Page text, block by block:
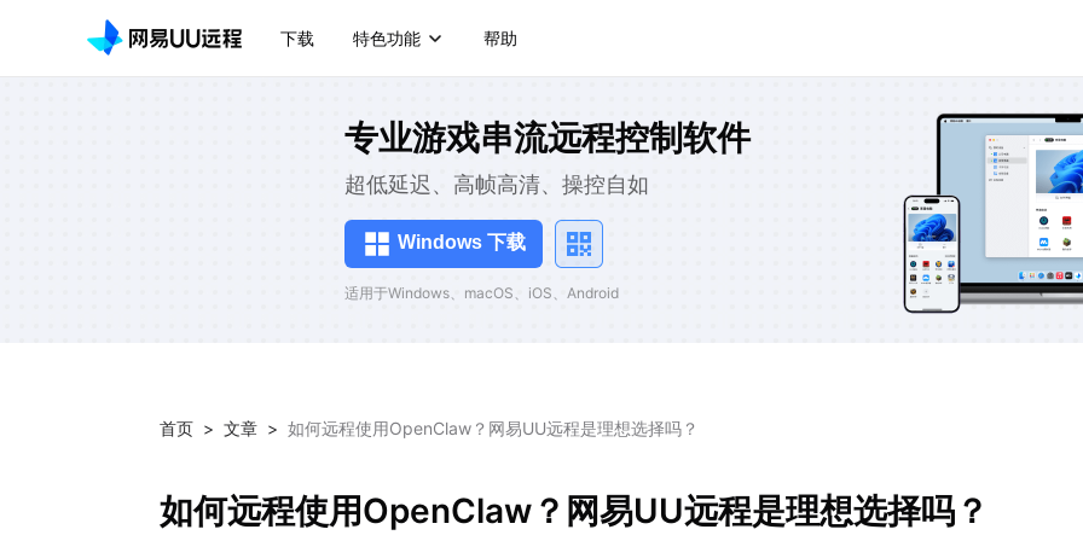
下载 特色功能 帮助
专业游戏串流远程控制软件
超低延迟、高帧高清、操控自如
Windows 下载
适用于Windows、macOS、iOS、Android
首页 > 文章 > 如何远程使用OpenClaw？网易UU远程是理想选择吗？
如何远程使用OpenClaw？网易UU远程是理想选择吗？